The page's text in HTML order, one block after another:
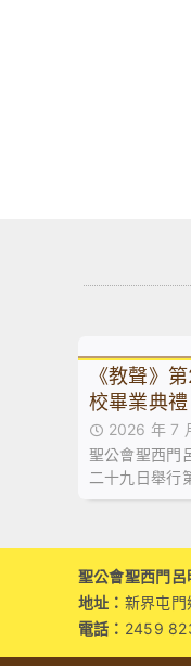
《教聲》
校畢業典禮
2026 年 7
問,最新消息
聖公會聖西門
二十九日舉行
禮，由教育局
賓，並向畢業
聖公會聖西門
地址： 新界屯
電話： 2459